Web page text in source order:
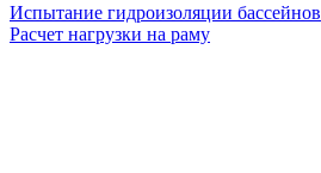
Испытание гидроизоляции бассейнов
Расчет нагрузки на раму